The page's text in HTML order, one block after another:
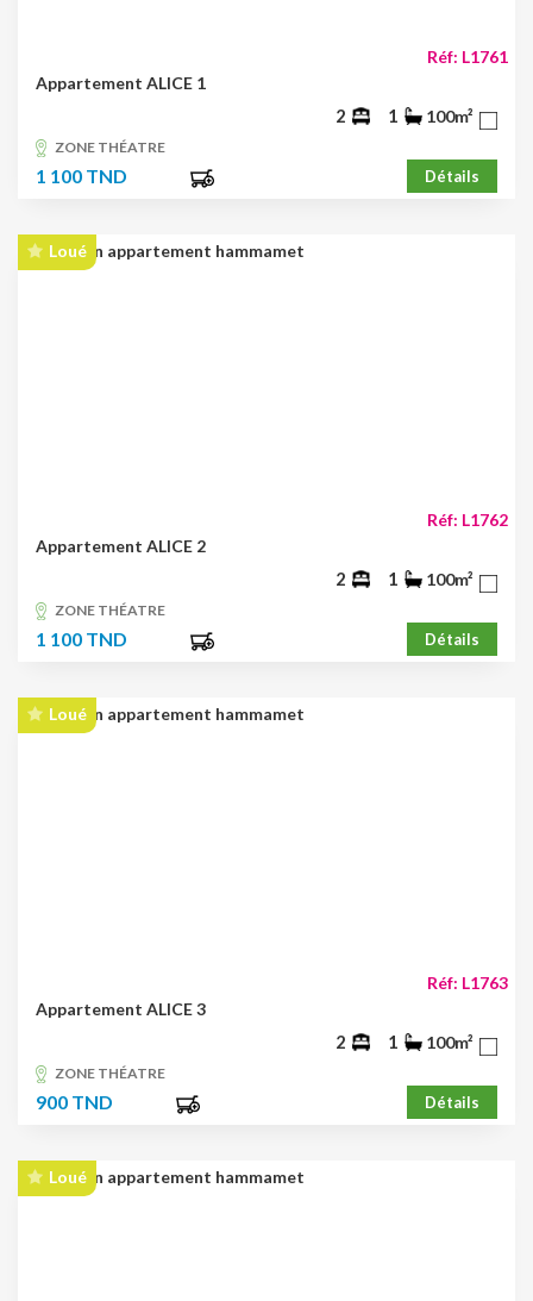
Réf: L1761
Appartement ALICE 1
2 1 100m²
ZONE THÉATRE
1 100 TND Détails
Loué
Réf: L1762
Appartement ALICE 2
2 1 100m²
ZONE THÉATRE
1 100 TND Détails
Loué
Réf: L1763
Appartement ALICE 3
2 1 100m²
ZONE THÉATRE
900 TND Détails
Loué